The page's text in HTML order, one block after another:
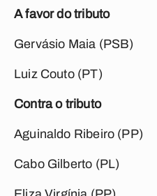
A favor do tributo
Gervásio Maia (PSB)
Luiz Couto (PT)
Contra o tributo
Aguinaldo Ribeiro (PP)
Cabo Gilberto (PL)